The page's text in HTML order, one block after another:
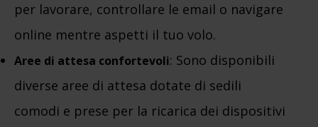
per lavorare, controllare le email o navigare
online mentre aspetti il tuo volo.
Aree di attesa confortevoli: Sono disponibili
diverse aree di attesa dotate di sedili
comodi e prese per la ricarica dei dispositivi